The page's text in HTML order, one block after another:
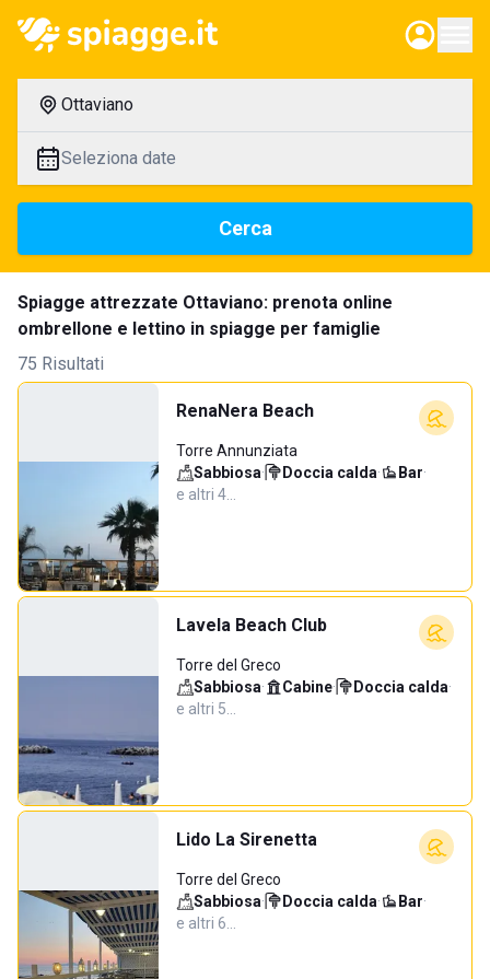
Ottaviano
Seleziona date
Cerca
Spiagge attrezzate Ottaviano: prenota online
ombrellone e lettino in spiagge per famiglie
75 Risultati
RenaNera Beach
Torre Annunziata
Sabbiosa· Doccia calda· Bar·
e altri 4…
Lavela Beach Club
Torre del Greco
Sabbiosa· Cabine· Doccia calda·
e altri 5…
Lido La Sirenetta
Torre del Greco
Sabbiosa· Doccia calda· Bar·
e altri 6…